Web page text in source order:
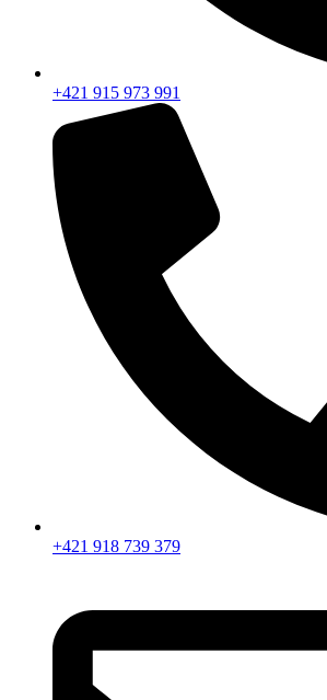
+421 915 973 991
+421 918 739 379